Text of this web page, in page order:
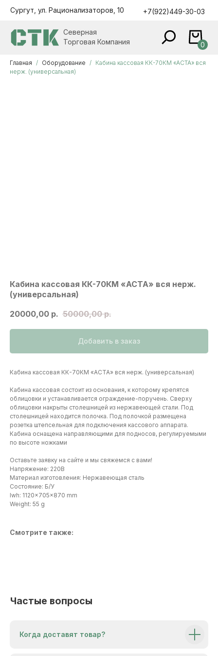
+7(922)449-30-03
Торговая Компания
Сургут, ул. Рационализаторов, 10
Главная Оборудование
Кабина кассовая КК-70КМ «АСТА» вся
нерж. (универсальная)
Кабина кассовая КК-70КМ «АСТА» вся нерж.
(универсальная)
20000,00 р. 50000,00 р.
Добавить в заказ
Кабина кассовая КК-70КМ «АСТА» вся нерж. (универсальная)
Кабина кассовая состоит из основания, к которому крепятся
облицовки и устанавливается ограждение-поручень. Сверху
облицовки накрыты столешницей из нержавеющей стали. Под
столешницей находится полочка. Под полочкой размещена
розетка штепсельная для подключения кассового аппарата.
Кабина оснащена направляющими для подносов, регулируемыми
по высоте ножками
Оставьте заявку на сайте и мы свяжемся с вами!
Напряжение: 220В
Материал изготовления: Нержавеющая сталь
Состояние: Б/У
lwh: 1120x705x870 mm
Weight: 55 g
Смотрите также:
Частые вопросы
Когда доставят товар?